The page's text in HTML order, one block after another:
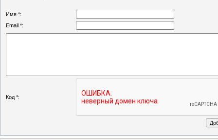
Имя *:
Email *:
Код *: